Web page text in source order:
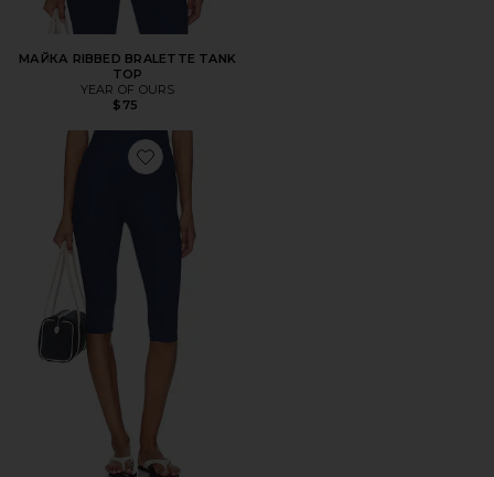
МАЙКА RIBBED BRALETTE TANK
TOP
YEAR OF OURS
$75
Favorite ЛЕГГИНСЫ ПО ЛОДЫЖКУ RIBBED CAPRI